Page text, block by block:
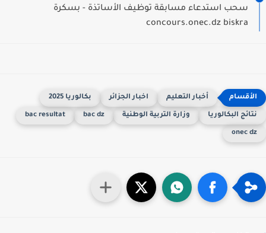
سحب استدعاء مسابقة توظيف الأساتذة - بسكرة
concours.onec.dz biskra
أخبار التعليم اخبار الجزائر بكالوريا 2025
البكالوريا وزارة التربية الوطنية bac dz
bac resultat
onec